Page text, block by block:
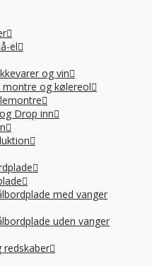
el
og vin
montre og kølereol
Drop inn
med vanger
uden vanger
redskaber